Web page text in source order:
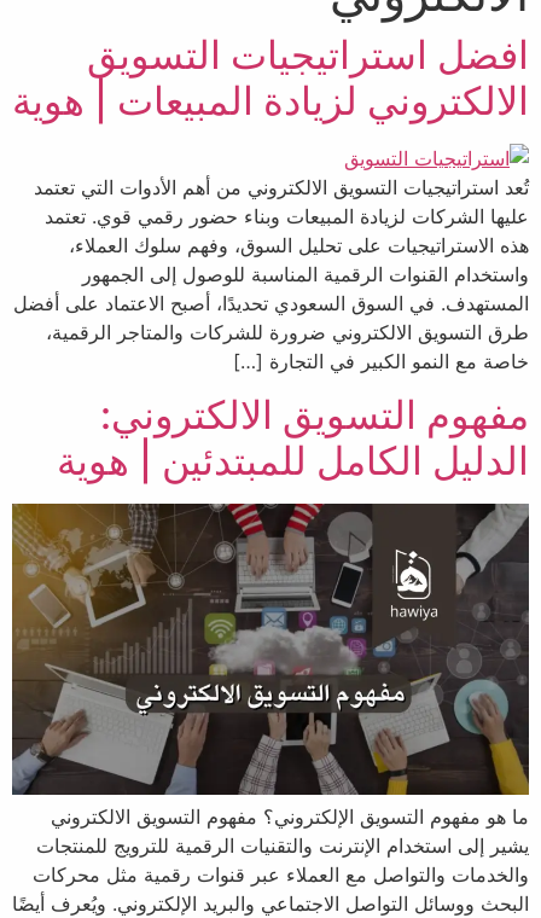
افضل استراتيجيات التسويق
الالكتروني لزيادة المبيعات | هوية
تُعد استراتيجيات التسويق الالكتروني من أهم الأدوات التي تعتمد
عليها الشركات لزيادة المبيعات وبناء حضور رقمي قوي. تعتمد
هذه الاستراتيجيات على تحليل السوق، وفهم سلوك العملاء،
واستخدام القنوات الرقمية المناسبة للوصول إلى الجمهور
المستهدف. في السوق السعودي تحديدًا، أصبح الاعتماد على أفضل
طرق التسويق الالكتروني ضرورة للشركات والمتاجر الرقمية،
خاصة مع النمو الكبير في التجارة […]
مفهوم التسويق الالكتروني:
الدليل الكامل للمبتدئين | هوية
ما هو مفهوم التسويق الإلكتروني؟ مفهوم التسويق الالكتروني
يشير إلى استخدام الإنترنت والتقنيات الرقمية للترويج للمنتجات
والخدمات والتواصل مع العملاء عبر قنوات رقمية مثل محركات
البحث ووسائل التواصل الاجتماعي والبريد الإلكتروني. ويُعرف أيضًا